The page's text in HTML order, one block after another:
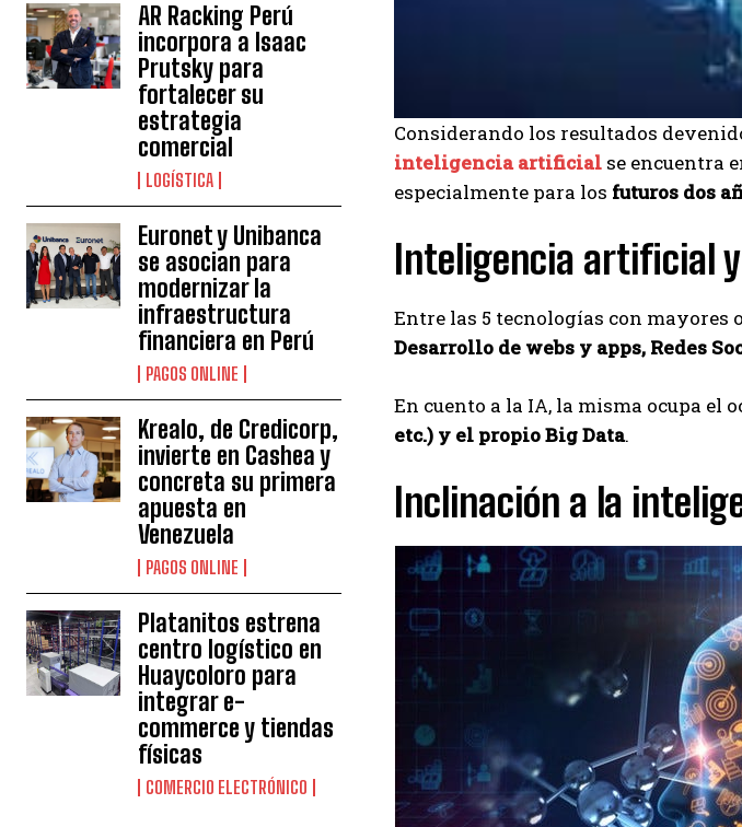
AR Racking Perú
incorpora a Isaac
Prutsky para
fortalecer su
estrategia
comercial
LOGÍSTICA
Euronet y Unibanca
se asocian para
modernizar la
infraestructura
financiera en Perú
PAGOS ONLINE
Krealo, de Credicorp,
invierte en Cashea y
concreta su primera
apuesta en
Venezuela
PAGOS ONLINE
Platanitos estrena
centro logístico en
Huaycoloro para
integrar e-
commerce y tiendas
físicas
COMERCIO ELECTRÓNICO
Considerando los resultados
inteligencia artificial se encuentra
especialmente para los futuros dos
Inteligencia artificial
Entre las 5 tecnologías con mayores
Desarrollo de webs y apps, Redes
En cuento a la IA, la misma ocupa el
etc.) y el propio Big Data.
Inclinación a la